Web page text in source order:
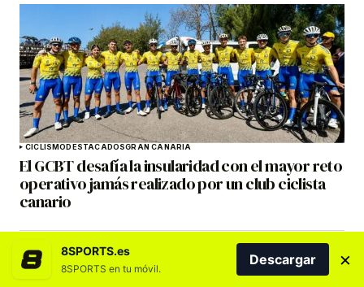
CICLISMODESTACADOSGRAN CANARIA
El GCBT desafía la insularidad con el mayor reto
operativo jamás realizado por un club ciclista
canario
8SPORTS.es
8SPORTS en tu móvil.
Descargar ×